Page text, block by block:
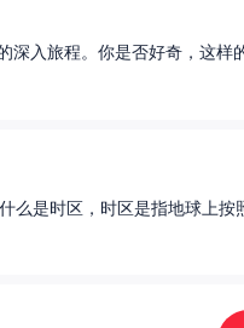
入旅程。你是否好奇，这样的
么是时区，时区是指地球上按